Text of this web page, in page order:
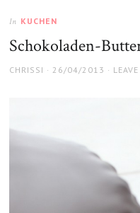
In KUCHEN
Schokoladen-
AUTHOR
CHRISSI
POSTED
26/04/2013